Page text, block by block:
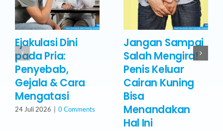
Ejakulasi Dini
pada Pria:
Penyebab,
Gejala & Cara
Mengatasi
24 Juli 2026 0 Comments
Jangan Sampai
Salah Mengira!
Penis Keluar
Cairan Kuning
Bisa
Menandakan
Hal Ini